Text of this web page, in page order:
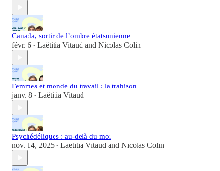
Canada, sortir de l’ombre étatsunienne
févr. 6 • Laëtitia Vitaud and Nicolas Colin
Femmes et monde du travail : la trahison
janv. 8 • Laëtitia Vitaud
Psychédéliques : au-delà du moi
nov. 14, 2025 • Laëtitia Vitaud and Nicolas Colin